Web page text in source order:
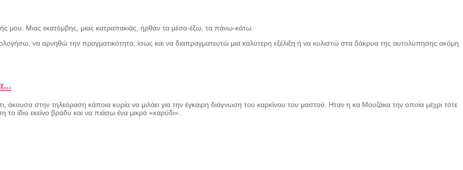
μου. Μιας εκατόμβης, μιας κατραπακιάς, ήρθαν τα μέσα-έξω, τα πάνω-κάτω.
να αρνηθώ την πραγματικότητα, ίσως και να διαπραγματευτώ μια καλύτερη εξέλιξη ή να κυλιστώ στα δάκρυα της αυτολύπησης ακόμη
άκουσα στην τηλεόραση κάποια κυρία να μιλάει για την έγκαιρη διάγνωση του καρκίνου του μαστού. Ηταν η κα Μουζάκα την οποία μέχρι τότε
ίδιο εκείνο βράδυ και να πιάσω ένα μικρό «καρύδι».